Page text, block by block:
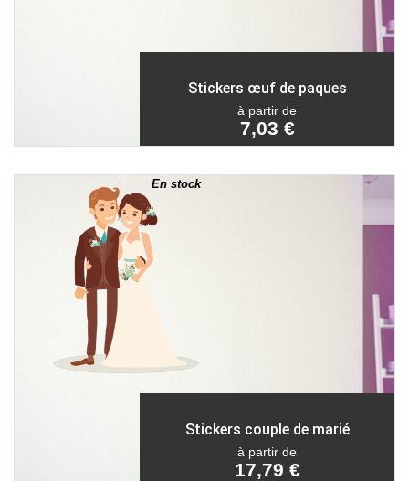
Stickers œuf de paques
à partir de
7,03 €
En stock
Stickers couple de marié
à partir de
17,79 €